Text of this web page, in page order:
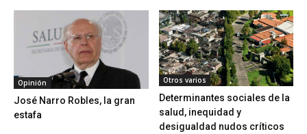
Opinión
José Narro Robles, la gran
estafa
Otros varios
Determinantes sociales de la
salud, inequidad y
desigualdad nudos críticos